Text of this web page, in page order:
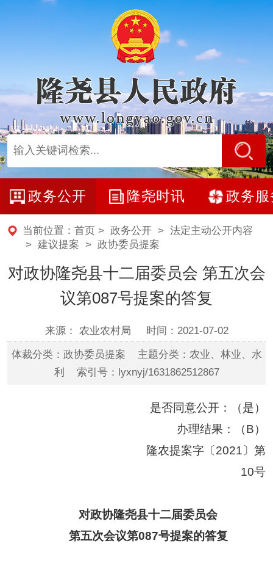
政务公开 隆尧时讯 政务服
当前位置： 首页 > 政务公开> 法定主动公开内容
> 建议提案 > 政协委员提案
对政协隆尧县十二届委员会 第五次会
议第087号提案的答复
来源： 农业农村局 时间：2021-07-02
体裁分类：政协委员提案 主题分类：农业、林业、水
利 索引号：lyxnyj/1631862512867
是否同意公开：
（是）
办理结果：（B）
隆农提案字〔 2021 〕第
10号
对政协隆尧县十二届委员会
第五次会议第087号提案的答复